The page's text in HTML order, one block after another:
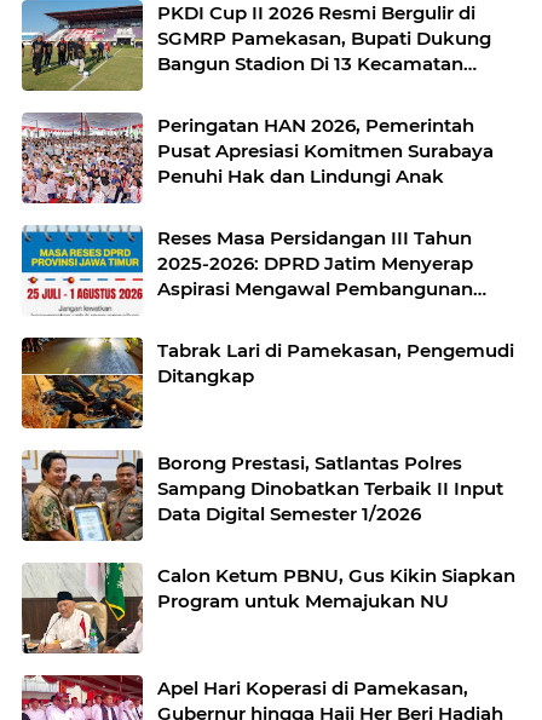
PKDI Cup II 2026 Resmi Bergulir di
SGMRP Pamekasan, Bupati Dukung
Bangun Stadion Di 13 Kecamatan
Peringatan HAN 2026, Pemerintah
Pusat Apresiasi Komitmen Surabaya
Penuhi Hak dan Lindungi Anak
Reses Masa Persidangan III Tahun
2025-2026: DPRD Jatim Menyerap
Aspirasi Mengawal Pembangunan
Tabrak Lari di Pamekasan, Pengemudi
Ditangkap
Borong Prestasi, Satlantas Polres
Sampang Dinobatkan Terbaik II Input
Data Digital Semester 1/2026
Calon Ketum PBNU, Gus Kikin Siapkan
Program untuk Memajukan NU
Apel Hari Koperasi di Pamekasan,
Gubernur hingga Haji Her Beri Hadiah